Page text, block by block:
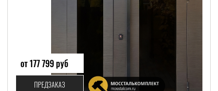
от 87 400 руб
ПРЕДЗАКАЗ